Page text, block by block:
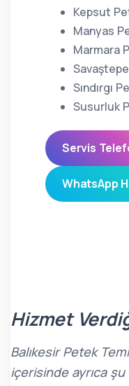
Kepsut
Manyas
Marmara
Sındırgı
Susurluk
Servis
WhatsApp
Hizmet
Balıkesir Petek
içerisinde ayrıca